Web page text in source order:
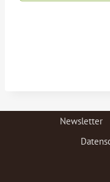
Newsletter